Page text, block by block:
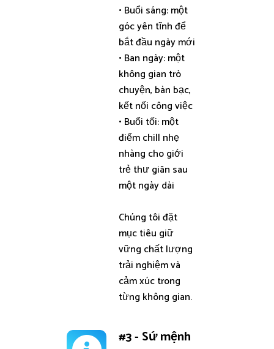
• Buổi sáng: một
góc yên tĩnh để
bắt đầu ngày mới
• Ban ngày: một
không gian trò
chuyện, bàn bạc,
kết nối công việc
• Buổi tối: một
điểm chill nhẹ
nhàng cho giới
trẻ thư giãn sau
một ngày dài
Chúng tôi đặt
mục tiêu giữ
vững chất lượng
trải nghiệm và
cảm xúc trong
từng không gian.
#3 - Sứ mệnh